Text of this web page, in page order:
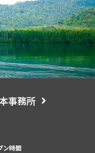
事務所
ン時間